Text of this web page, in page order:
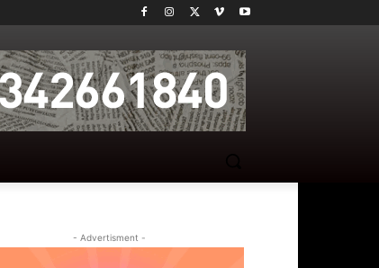
- Advertisment -